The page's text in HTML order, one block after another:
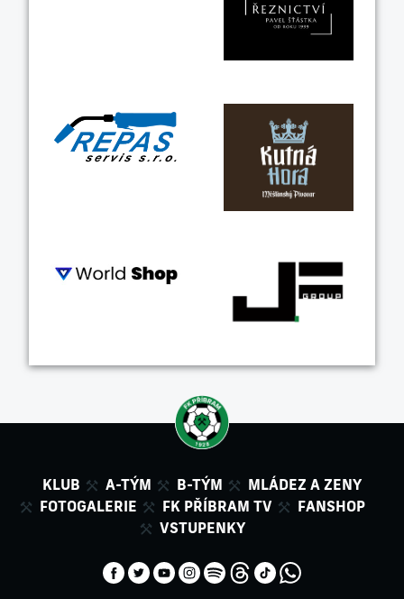
KLUB A-TÝM B-TÝM
MLÁDEZ A ZENY
FOTOGALERIE
FK PŘÍBRAM TV
FANSHOP
VSTUPENKY